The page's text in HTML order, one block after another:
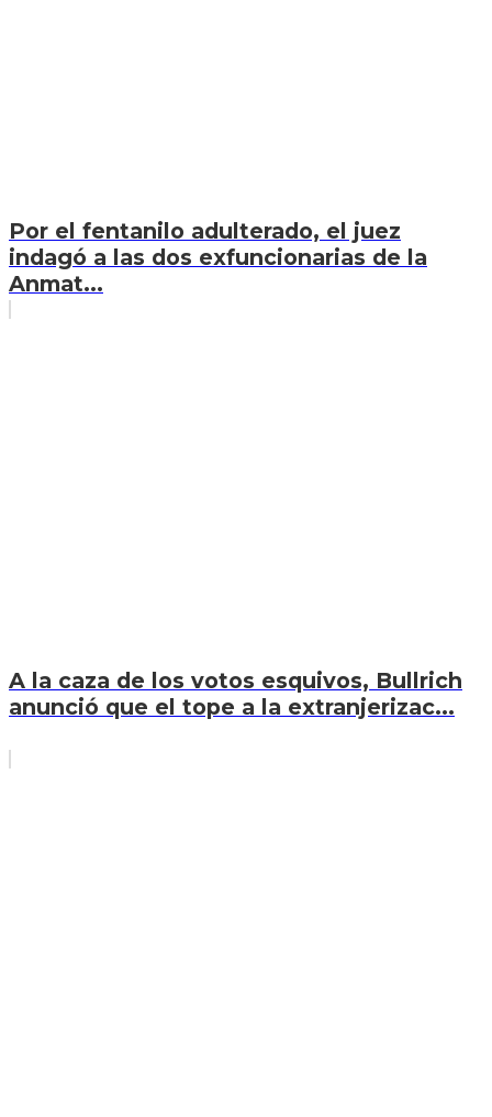
Por el fentanilo adulterado, el juez
indagó a las dos exfuncionarias de la
Anmat...
A la caza de los votos esquivos, Bullrich
anunció que el tope a la extranjerizac...